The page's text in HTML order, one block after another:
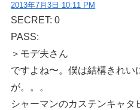
2013年7月3日 10:11 PM
SECRET: 0
PASS:
＞モデ夫さん
ですよね〜。僕は結構きれい
が。。。
シャーマンのカステンキャタ